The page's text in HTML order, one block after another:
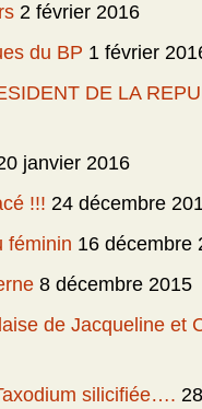
2 février 2016
du BP 1 février
DE LA
janvier 2016
!!! 24 décembre
féminin 16 décembre
8 décembre 2015
de Jacqueline et
silicifiée….